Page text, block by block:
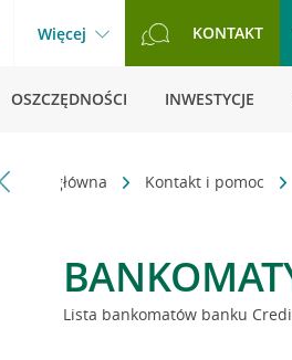
Więcej KONTAKT
OSZCZĘDNOŚCI INWESTYCJE
Strona główna Kontakt i pomoc
Lista bankomatów banku